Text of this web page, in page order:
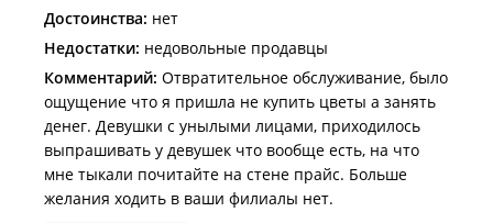
Достоинства: нет
Недостатки: недовольные продавцы
Комментарий: Отвратительное обслуживание, было
ощущение что я пришла не купить цветы а занять
денег. Девушки с унылыми лицами, приходилось
выпрашивать у девушек что вообще есть, на что
мне тыкали почитайте на стене прайс. Больше
желания ходить в ваши филиалы нет.